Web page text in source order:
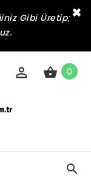
×
Gibi Üretip;
0